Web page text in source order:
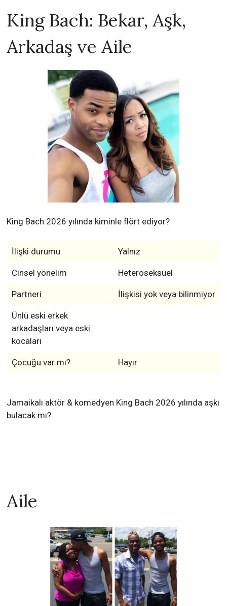
King Bach: Bekar, Aşk,
Arkadaş ve Aile
King Bach 2026 yılında kiminle flört ediyor?
İlişki durumu Yalnız
Cinsel yönelim Heteroseksüel
Partneri İlişkisi yok veya bilinmiyor
Ünlü eski erkek
arkadaşları veya eski
kocaları
Çocuğu var mı? Hayır
Jamaikalı aktör & komedyen King Bach 2026 yılında aşkı
bulacak mı?
Aile